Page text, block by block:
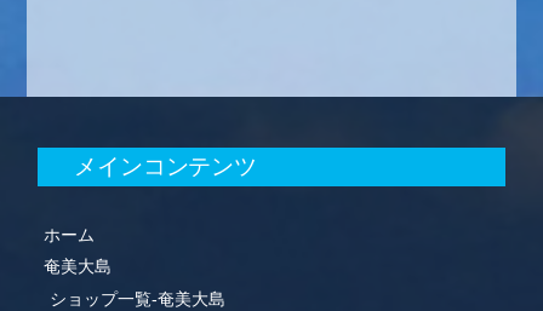
メインコンテンツ
ホーム
奄美大島
ショップ一覧-奄美大島